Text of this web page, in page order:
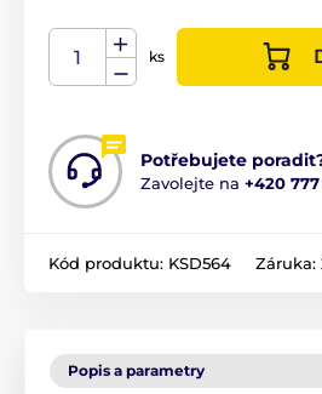
ks
Potřebujete
Zavolejte na +420 777
Kód produktu: KSD564 Záruka:
Popis a parametry